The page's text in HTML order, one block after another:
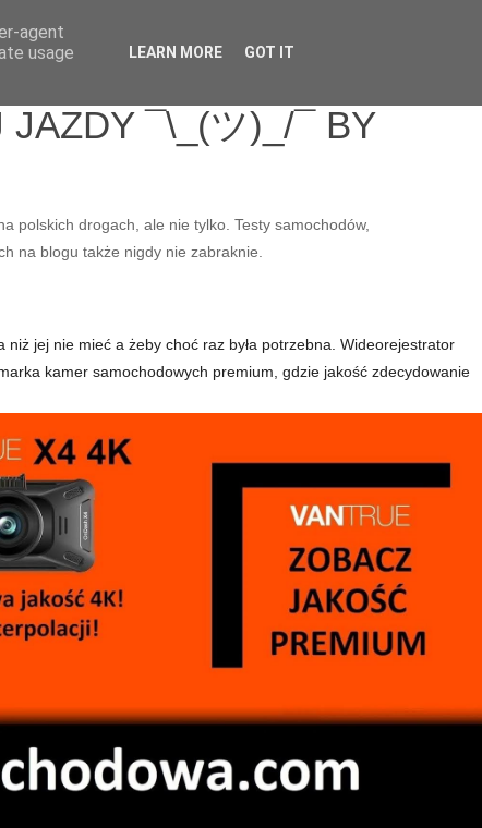
JAZDY ¯\_(ツ)_/¯ BY
polskich drogach, ale nie tylko. Testy samochodów,
na blogu także nigdy nie zabraknie.
jej nie mieć a żeby choć raz była potrzebna. Wideorejestrator
kamer samochodowych premium, gdzie jakość zdecydowanie
agent
usage
LEARN MORE GOT IT